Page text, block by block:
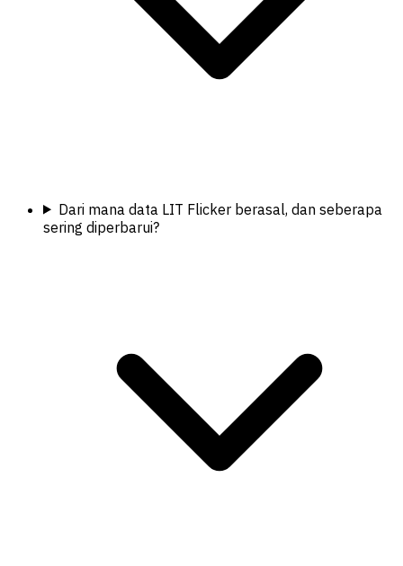
Dari mana data LIT Flicker berasal, dan seberapa
sering diperbarui?